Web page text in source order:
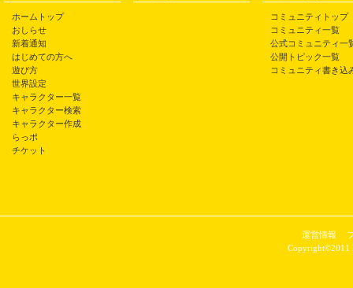
ホームトップ
おしらせ
新着通知
はじめての方へ
遊び方
世界設定
キャラクター一覧
キャラクター検索
キャラクター作成
らっポ
チケット
コミュニティトップ
コミュニティ一覧
公式コミュニティ一
公開トピック一覧
コミュニティ書き込
運営情報
Copyright©2011